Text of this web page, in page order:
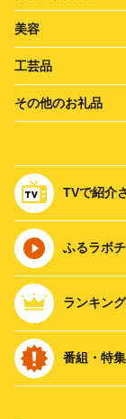
美容
工芸品
その他のお礼品
TVで紹介
ふるラボ
ランキン
番組・特